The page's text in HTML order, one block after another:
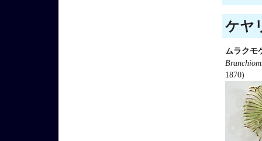
ケヤ
ムラクモ
1870)